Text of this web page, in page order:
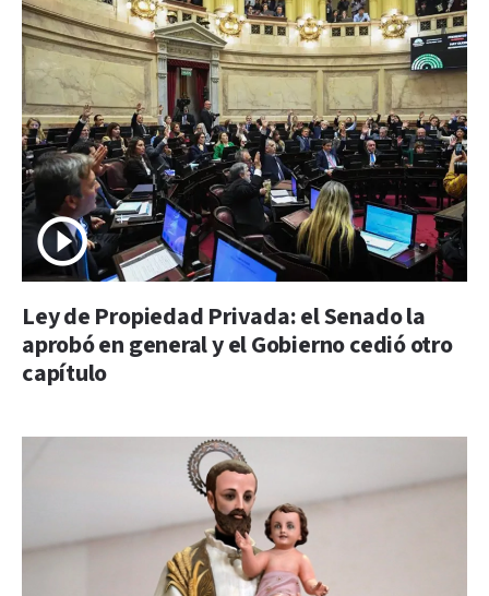
Ley de Propiedad Privada: el Senado la
aprobó en general y el Gobierno cedió otro
capítulo